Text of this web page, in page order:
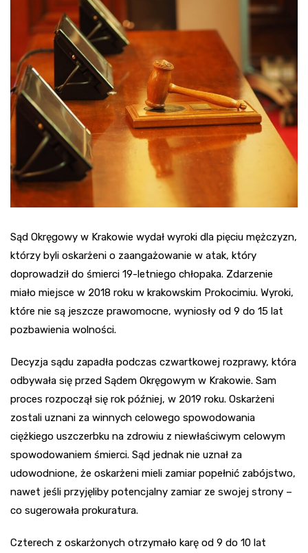
Sąd Okręgowy w Krakowie wydał wyroki dla pięciu mężczyzn,
którzy byli oskarżeni o zaangażowanie w atak, który
doprowadził do śmierci 19-letniego chłopaka. Zdarzenie
miało miejsce w 2018 roku w krakowskim Prokocimiu. Wyroki,
które nie są jeszcze prawomocne, wyniosły od 9 do 15 lat
pozbawienia wolności.
Decyzja sądu zapadła podczas czwartkowej rozprawy, która
odbywała się przed Sądem Okręgowym w Krakowie. Sam
proces rozpoczął się rok później, w 2019 roku. Oskarżeni
zostali uznani za winnych celowego spowodowania
ciężkiego uszczerbku na zdrowiu z niewłaściwym celowym
spowodowaniem śmierci. Sąd jednak nie uznał za
udowodnione, że oskarżeni mieli zamiar popełnić zabójstwo,
nawet jeśli przyjęliby potencjalny zamiar ze swojej strony –
co sugerowała prokuratura.
Czterech z oskarżonych otrzymało karę od 9 do 10 lat